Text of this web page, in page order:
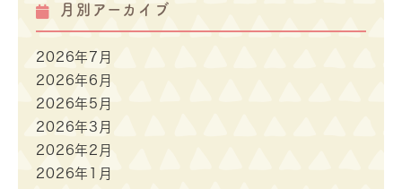
月別アーカイブ
2026年7月
2026年6月
2026年5月
2026年3月
2026年2月
2026年1月